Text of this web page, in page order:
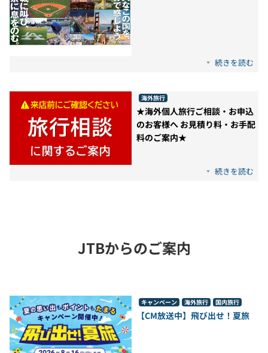
続きを読む
海外旅行
★海外個人旅行ご相談・お申込
のお客様へ お見積り料・お手配
料のご案内★
続きを読む
JTBからのご案内
キャンペーン 海外旅行 国内旅行
【CM放送中】飛び出せ！夏旅